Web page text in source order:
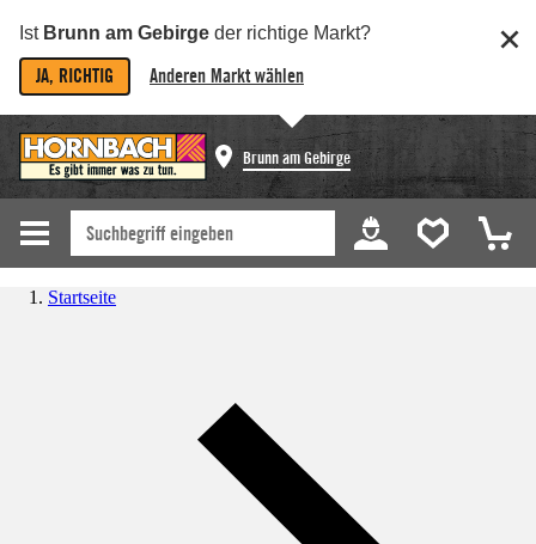
Ist Brunn am Gebirge der richtige Markt?
JA, RICHTIG Anderen Markt wählen
Brunn am Gebirge
Startseite